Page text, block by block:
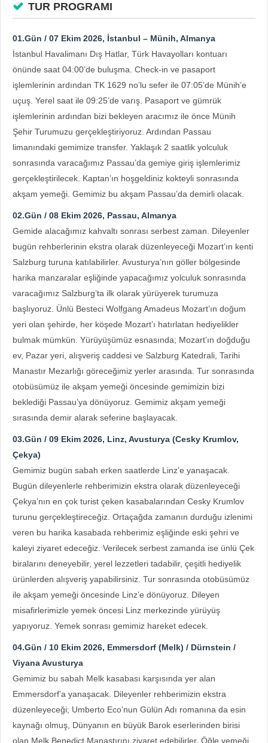
TUR PROGRAMI
01.Gün / 07 Ekim 2026, İstanbul – Münih, Almanya
İstanbul Havalimanı Dış Hatlar, Türk Havayolları kontuarı
önünde saat 04:00’de buluşma. Check-in ve pasaport
işlemlerinin ardından TK 1629 no’lu sefer ile 07:05’de Münih’e
uçuş. Yerel saat ile 09:25’de varış. Pasaport ve gümrük
işlemlerinin ardından bizi bekleyen aracımız ile önce Münih
Şehir Turumuzu gerçekleştiriyoruz. Ardından Passau
limanındaki gemimize transfer. Yaklaşık 2 saatlik yolculuk
sonrasında varacağımız Passau’da gemiye giriş işlemlerimiz
gerçekleştirilecek. Kaptan’ın hoşgeldiniz kokteyli sonrasında
akşam yemeği. Gemimiz bu akşam Passau’da demirli olacak.
02.Gün / 08 Ekim 2026, Passau, Almanya
Gemide alacağımız kahvaltı sonrası serbest zaman. Dileyenler
bugün rehberlerinin ekstra olarak düzenleyeceği Mozart’ın kenti
Salzburg turuna katılabilirler. Avusturya’nın göller bölgesinde
harika manzaralar eşliğinde yapacağımız yolculuk sonrasında
varacağımız Salzburg’ta ilk olarak yürüyerek turumuza
başlıyoruz. Ünlü Besteci Wolfgang Amadeus Mozart’ın doğum
yeri olan şehirde, her köşede Mozart’ı hatırlatan hediyelikler
bulmak mümkün. Yürüyüşümüz esnasında; Mozart’ın doğduğu
ev, Pazar yeri, alışveriş caddesi ve Salzburg Katedrali, Tarihi
Manastır Mezarlığı göreceğimiz yerler arasında. Tur sonrasında
otobüsümüz ile akşam yemeği öncesinde gemimizin bizi
beklediği Passau’ya dönüyoruz. Gemimiz akşam yemeği
sırasında demir alarak seferine başlayacak.
03.Gün / 09 Ekim 2026, Linz, Avusturya (Cesky Krumlov,
Çekya)
Gemimiz bugün sabah erken saatlerde Linz’e yanaşacak.
Bugün dileyenlerle rehberimizin ekstra olarak düzenleyeceği
Çekya’nın en çok turist çeken kasabalarından Cesky Krumlov
turunu gerçekleştireceğiz. Ortaçağda zamanın durduğu izlenimi
veren bu harika kasabada rehberimiz eşliğinde eski şehri ve
kaleyi ziyaret edeceğiz. Verilecek serbest zamanda ise ünlü Çek
biralarını deneyebilir, yerel lezzetleri tadabilir, çeşitli hediyelik
ürünlerden alışveriş yapabilirsiniz. Tur sonrasında otobüsümüz
ile akşam yemeği öncesinde Linz’e dönüyoruz. Dileyen
misafirlerimizle yemek öncesi Linz merkezinde yürüyüş
yapıyoruz. Yemek sonrası gemimiz hareket edecek.
04.Gün / 10 Ekim 2026, Emmersdorf (Melk) / Dürnstein /
Viyana Avusturya
Gemimiz bu sabah Melk kasabası karşısında yer alan
Emmersdorf’a yanaşacak. Dileyenler rehberimizin ekstra
düzenleyeceği; Umberto Eco’nun Gülün Adı romanına da esin
kaynağı olmuş, Dünyanın en büyük Barok eserlerinden birisi
olan Melk Benedict Manastırını ziyaret edebilirler. Öğle yemeği